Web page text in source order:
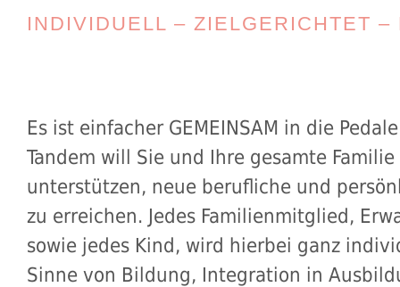
INDIVIDUELL – ZIELGERICHTET –
Es ist einfacher GEMEINSAM in die
Tandem will Sie und Ihre gesamte Familie
unterstützen, neue berufliche und
zu erreichen. Jedes Familienmitglied,
sowie jedes Kind, wird hierbei ganz
Sinne von Bildung, Integration in